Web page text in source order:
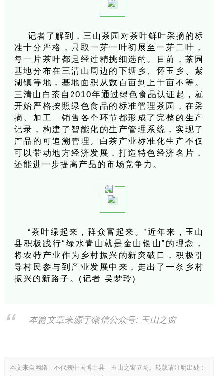
记者了解到，三山茶园对茶叶鲜叶采摘的标
准十分严格，只取一芽一叶初展至一芽二叶，
每一片茶叶都是经过精挑细选的。目前，茶园
基地分布在三清山周边的下塘乡、怀玉乡、紫
湖镇等地，基地面积从数百亩到上千亩不等。
三清山白茶自2010年通过绿色食品认证起，就
开始严格按照绿色食品的标准管理茶园，在采
摘、加工、销售各个环节都形成了完整的生产
记录，构建了智能化的生产管理系统，实现了
产品的可追溯管理。白茶产业标准化生产不仅
可以带动地方经济发展，打造特色经济名片，
还能进一步提高产品的市场竞争力。
“茶叶绿起来，群众富起来。”近年来，玉山
县积极践行“绿水青山就是金山银山”的理念，
将农特产业作为乡村振兴的新突破口，积极引
导村民参与到产业发展中来，走出了一条乡村
振兴的新路子。(记者 吴梦玲)
本篇文章来源于微信公众号: 玉山之窗
本文来自网络，不代表中国博士县—玉山之窗立场。转载请注明出处：